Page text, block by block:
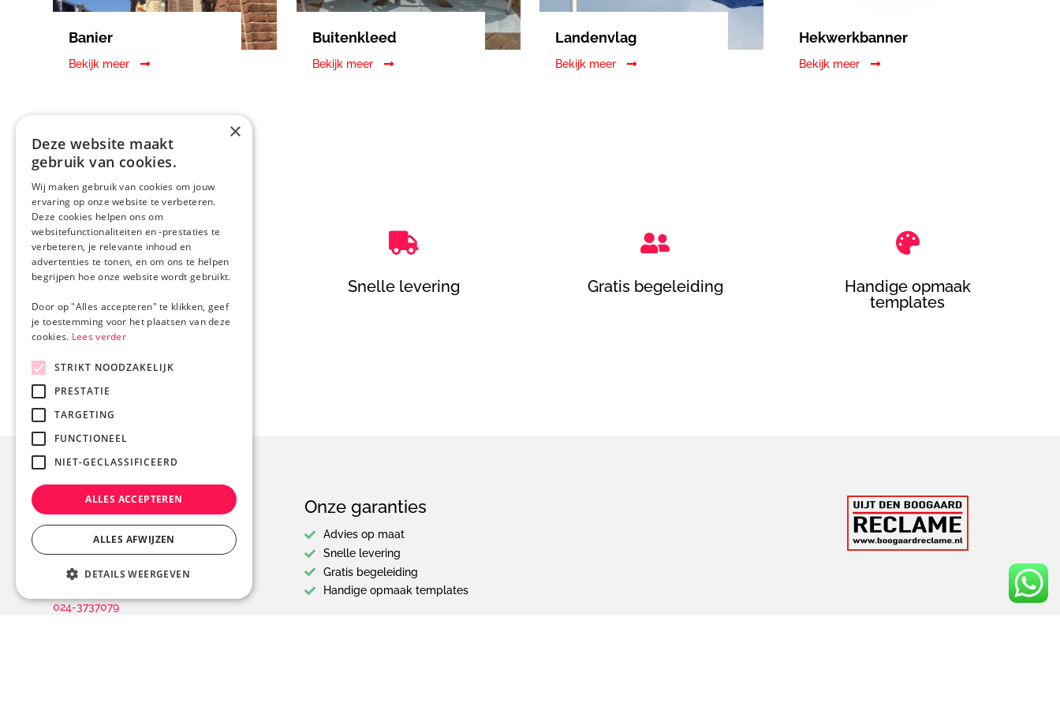
Banier
Bekijk meer
Buitenkleed
Bekijk meer
Landenvlag
Bekijk meer
Hekwerkbanner
Bekijk meer

Advies op maat

Snelle levering

Gratis begeleiding

Handige opmaak
templates
Contact
6644 DS, Ewijk
Nederland
024-3737079
Onze garanties
Advies op maat
Snelle levering
Gratis begeleiding
Handige opmaak templates
×
Deze website maakt
gebruik van cookies.
Wij maken gebruik van cookies om jouw
ervaring op onze website te verbeteren.
Deze cookies helpen ons om
websitefunctionaliteiten en -prestaties te
verbeteren, je relevante inhoud en
advertenties te tonen, en om ons te helpen
begrijpen hoe onze website wordt gebruikt.
Door op "Alles accepteren" te klikken, geef
je toestemming voor het plaatsen van deze
cookies. Lees verder
STRIKT NOODZAKELIJK
PRESTATIE
TARGETING
FUNCTIONEEL
NIET-GECLASSIFICEERD
ALLES ACCEPTEREN
ALLES AFWIJZEN
DETAILS WEERGEVEN